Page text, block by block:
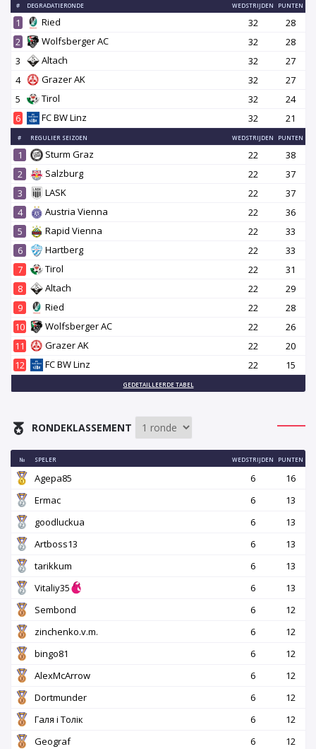
# DEGRADATIERONDE WEDSTRIJDEN PUNTEN
1 Ried 32
28
2
Wolfsberger AC 32
28
3
Altach 32
27
4
Grazer AK 32
27
5
Tirol 32
24
6
FC BW Linz 32 21
# REGULIER SEIZOEN WEDSTRIJDEN PUNTEN
1 Sturm Graz 22
38
2
Salzburg 22
37
3
LASK 22
37
4
Austria Vienna 22
36
5
Rapid Vienna 22
33
6
Hartberg 22
33
7
Tirol 22
31
8
Altach 22
29
9
Ried 22
28
10
Wolfsberger AC 22
26
11
Grazer AK 22
20
12
FC BW Linz 22 15
GEDETAILLEERDE TABEL
RONDEKLASSEMENT
№ SPELER WEDSTRIJDEN PUNTEN
Agepa85 6
16
Ermac
6
13
goodluckua
6
13
Artboss13
6
13
tarikkum
6
13
Vitaliy35
6
13
Sembond
6
12
zinchenko.v.m.
6
12
bingo81
6
12
AlexMcArrow
6
12
Dortmunder
6
12
Галя і Толік
6
12
Geograf
6
12